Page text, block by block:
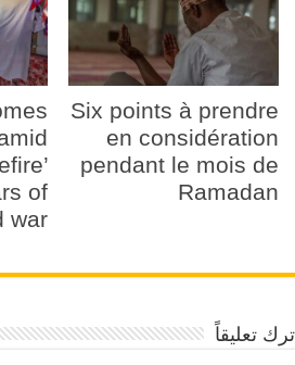
Six points à prendre
en considération
pendant le mois de
Ramadan
of
war
اترك تعليقاً